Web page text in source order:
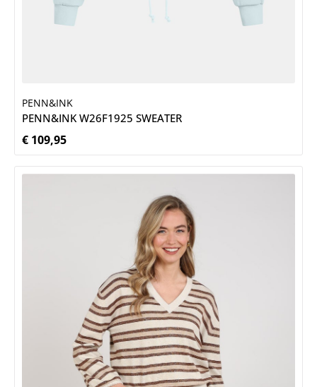
PENN&INK
PENN&INK W26F1925 SWEATER
Normale prijs:
€ 109,95